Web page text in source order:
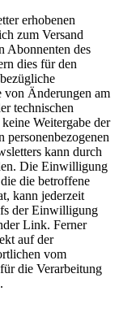
erhobenen
zum Versand
Abonnenten des
dies für den
von Änderungen am
technischen
Weitergabe der
personenbezogenen
kann durch
Die Einwilligung
die betroffene
kann jederzeit
der Einwilligung
Link. Ferner
auf der
vom
die Verarbeitung